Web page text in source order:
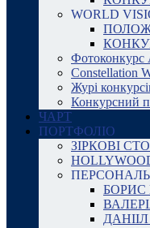
WORLD
Фотоконкурс
Constellation
Журі
Конкурсний
ЧАРТ
ПОРТФОЛІО
ЗІРКОВІ
БОРИС